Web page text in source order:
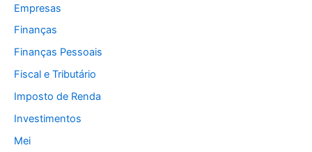
Empresas
Finanças
Finanças Pessoais
Fiscal e Tributário
Imposto de Renda
Investimentos
Mei